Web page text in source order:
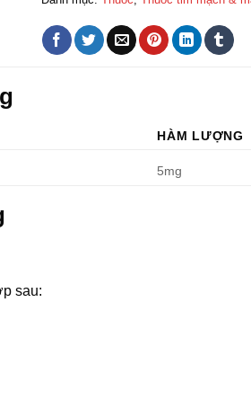
HÀM LƯỢNG
5mg
sau: